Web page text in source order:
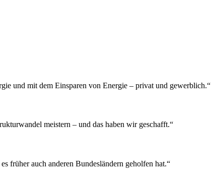
und mit dem Einsparen von Energie – privat und gewerblich.“
meistern – und das haben wir geschafft.“
früher auch anderen Bundesländern geholfen hat.“